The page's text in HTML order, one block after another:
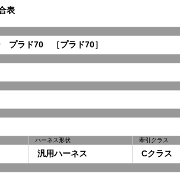
表
プラド70 ［プラド70］
ハーネス形状 牽引クラス
汎用ハーネス Cクラス